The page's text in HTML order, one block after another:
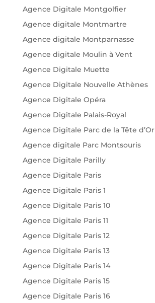
Agence Digitale Montgolfier
Agence digitale Montmartre
Agence digitale Montparnasse
Agence digitale Moulin à Vent
Agence Digitale Muette
Agence Digitale Nouvelle Athènes
Agence Digitale Opéra
Agence Digitale Palais-Royal
Agence Digitale Parc de la Tête d’Or
Agence digitale Parc Montsouris
Agence Digitale Parilly
Agence Digitale Paris
Agence Digitale Paris 1
Agence Digitale Paris 10
Agence Digitale Paris 11
Agence Digitale Paris 12
Agence Digitale Paris 13
Agence Digitale Paris 14
Agence Digitale Paris 15
Agence Digitale Paris 16